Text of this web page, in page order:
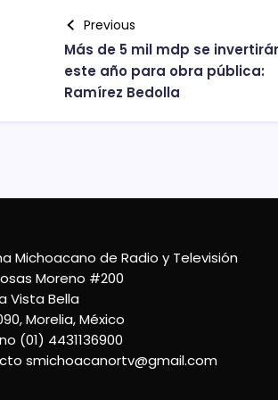
Previous
Más de 5 mil mdp se
este año para obra pública:
Ramírez Bedolla
Michoacano de Radio y Televisión
Moreno #200
Vista Bella
Morelia, México
(01) 4431136900
smichoacanortv@gmail.com